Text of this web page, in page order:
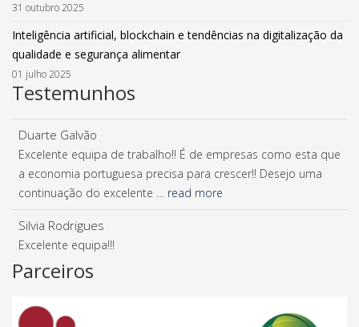
31 outubro 2025
Inteligência artificial, blockchain e tendências na digitalização da
qualidade e segurança alimentar
01 julho 2025
Testemunhos
Duarte Galvão
Excelente equipa de trabalho!! É de empresas como esta que
a economia portuguesa precisa para crescer!! Desejo uma
continuação do excelente … read more
Silvia Rodrigues
Excelente equipa!!!
Parceiros